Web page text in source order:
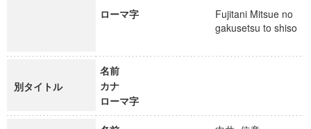
ローマ字
Fujitani Mitsue no
gakusetsu to shiso
別タイトル
名前
カナ
ローマ字